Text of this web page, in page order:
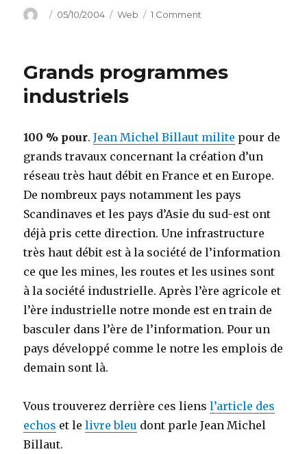
Author
Posted
05/10/2004 Categories
Web 1 Comment
Grands programmes
industriels
100 % pour.Jean Michel Billaut milite pour de
grands travaux concernant la création d’un
réseau très haut débit en France et en Europe.
De nombreux pays notamment les pays
Scandinaves et les pays d’Asie du sud-est ont
déjà pris cette direction. Une infrastructure
très haut débit est à la société de l’information
ce que les mines, les routes et les usines sont
à la société industrielle. Après l’ère agricole et
l’ère industrielle notre monde est en train de
basculer dans l’ère de l’information. Pour un
pays développé comme le notre les emplois de
demain sont là.
Vous trouverez derrière ces liensl’article des
echos et lelivre bleu dont parle Jean Michel
Billaut.